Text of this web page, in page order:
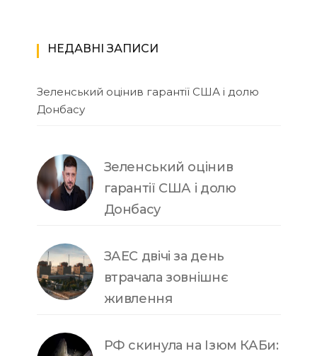
НЕДАВНІ ЗАПИСИ
Зеленський оцінив гарантії США і долю
Донбасу
Зеленський оцінив
гарантії США і долю
Донбасу
ЗАЕС двічі за день
втрачала зовнішнє
живлення
РФ скинула на Ізюм КАБи: